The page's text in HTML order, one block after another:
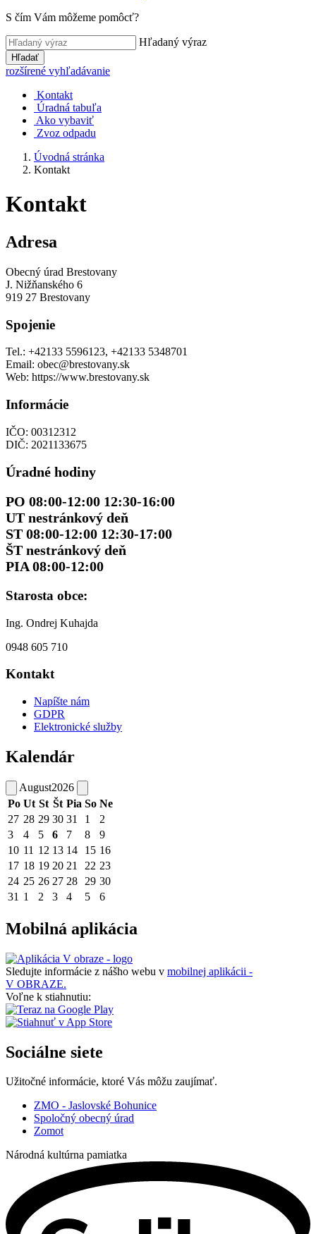
S čím Vám môžeme pomôcť?
Hľadaný výraz
Hľadať
rozšírené vyhľadávanie
Kontakt
Úradná tabuľa
Ako vybaviť
Zvoz odpadu
Úvodná stránka
Kontakt
Kontakt
Adresa
Obecný úrad Brestovany
J. Nižňanského 6
919 27 Brestovany
Spojenie
Tel.: +42133 5596123, +42133 5348701
Email: obec@brestovany.sk
Web: https://www.brestovany.sk
Informácie
IČO: 00312312
DIČ: 2021133675
Úradné hodiny
PO 08:00-12:00 12:30-16:00
UT nestránkový deň
ST 08:00-12:00 12:30-17:00
ŠT nestránkový deň
PIA 08:00-12:00
Starosta obce:
Ing. Ondrej Kuhajda
0948 605 710
Kontakt
Napíšte nám
GDPR
Elektronické služby
Kalendár
August2026
Po Ut St Št Pia So Ne
27 28 29 30 31 1
2
3
4 5 6 7 8
9
10 11 12 13 14 15 16
17 18 19 20 21 22 23
24 25 26 27 28 29 30
31 1 2 3 4 5 6
Mobilná aplikácia
Sledujte informácie z nášho webu v mobilnej aplikácii -
V OBRAZE.
Voľne k stiahnutiu:
Sociálne siete
Užitočné informácie, ktoré Vás môžu zaujímať.
ZMO - Jaslovské Bohunice
Spoločný obecný úrad
Zomot
Národná kultúrna pamiatka